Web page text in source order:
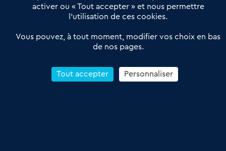
Réseau 3C : un partenaire national dédié aux transactions
Petitscommerces : Un partenariat au service du commerce de
proximité et des territoires
Reprendre un Restaurant Rapide
activer ou « Tout accepter » et nous permettre
l’utilisation de ces cookies.
Vous pouvez, à tout moment, modifier vos choix en bas
de nos pages.
Tout accepter Personnaliser